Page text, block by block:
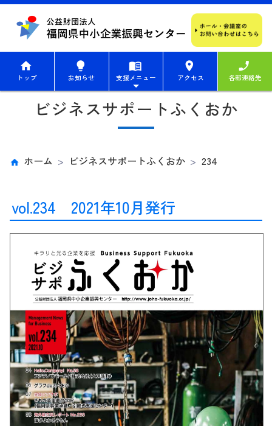
home
トップ
lightbulb
お知らせ
menu_book
支援メニュー
place
アクセス
phone_enabled
各部連絡先
ビジネスサポートふくおか
ホーム ビジネスサポートふくおか 234
vol.234 2021年10月発行